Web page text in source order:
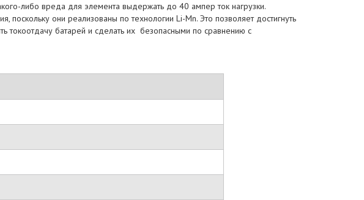
либо вреда для элемента выдержать до 40 ампер ток нагрузки.
поскольку они реализованы по технологии Li-Mn. Это позволяет достигнуть
токоотдачу батарей и сделать их безопасными по сравнению с